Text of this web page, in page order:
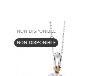
NON DISPONIBILE
NON DISPONIBILE